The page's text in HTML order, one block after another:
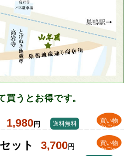
買うとお得です。
1,980円
買い物
かごへ
送料無料
ット 3,700円
買い物
かごへ